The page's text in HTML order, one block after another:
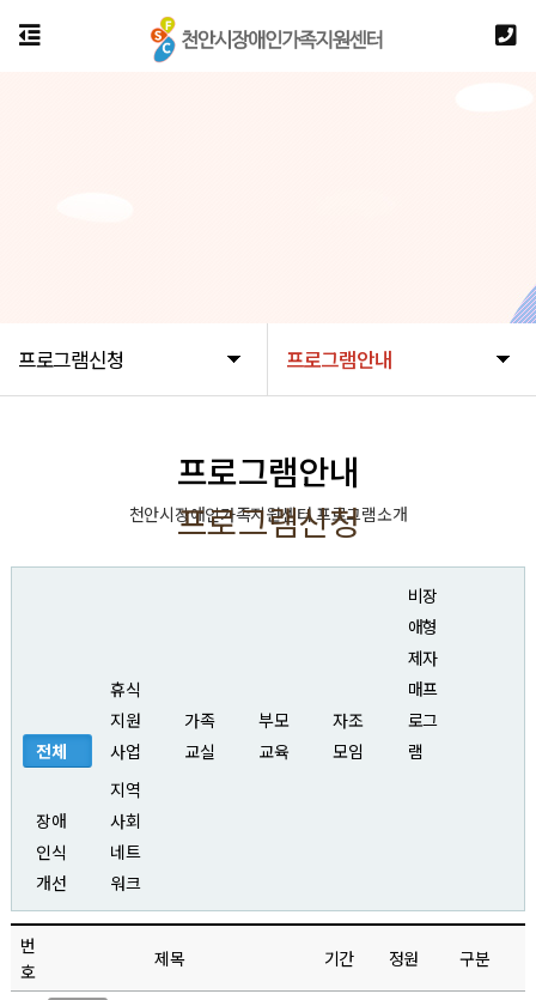
프로그램신청 프로그램안내
프로그램신청
프로그램안내
천안시장애인가족지원센터 프로그램소개
전체
휴식
지원
사업
가족
교실
부모
교육
자조
모임
비장
애형
제자
매프
로그
램
장애
인식
개선
지역
사회
네트
워크
번
호
제목 기간 정원 구분